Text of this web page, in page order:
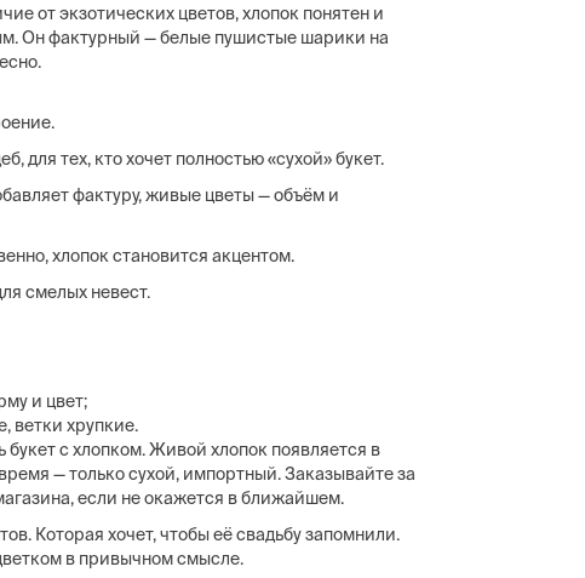
от экзотических цветов, хлопок понятен и
Он фактурный — белые пушистые шарики на
для тех, кто хочет полностью «сухой» букет.
фактуру, живые цветы — объём и
хлопок становится акцентом.
смелых невест.
и цвет;
ветки хрупкие.
с хлопком. Живой хлопок появляется в
— только сухой, импортный. Заказывайте за
если не окажется в ближайшем.
Которая хочет, чтобы её свадьбу запомнили.
в привычном смысле.